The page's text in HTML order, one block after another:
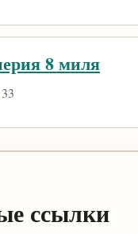
8 миля
ссылки